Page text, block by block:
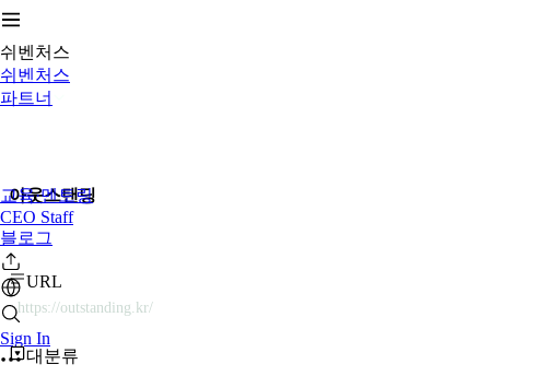
쉬벤처스
쉬벤처스
파트너
교육·멘토링
CEO Staff
블로그
Sign In
아웃스탠딩
URL
https://outstanding.kr/
대분류